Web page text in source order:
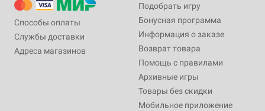
Способы оплаты
Службы доставки
Адреса магазинов
Подобрать игру
Бонусная программа
Информация о заказе
Возврат товара
Помощь с правилами
Архивные игры
Товары без скидки
Мобильное приложение